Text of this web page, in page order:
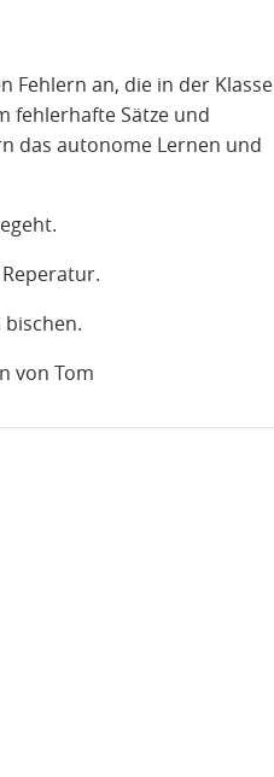
Fehlern an, die in der Klasse
fehlerhafte Sätze und
das autonome Lernen und
Tom